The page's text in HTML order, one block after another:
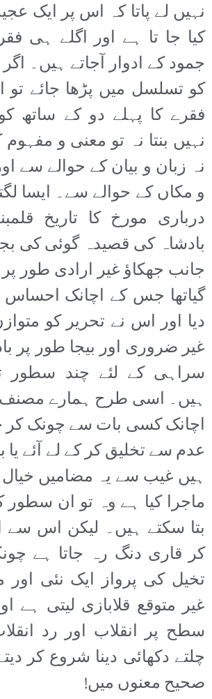
نہیں لے پاتا کہ اس پر ایک
کیا جا تا ہے اور اگلے ہی
جمود کے ادوار آجاتے ہیں۔
کو تسلسل میں پڑھا جائے
فقرے کا پہلے دو کے ساتھ
نہیں بنتا نہ تو معنی و
نہ زبان و بیان کے حوالے سے
و مکاں کے حوالے سے۔ ایسا
درباری مورخ کا تاریخ
بادشاہ کی قصیدہ گوئی کی
جانب جھکاؤ غیر ارادی طور
گیاتھا جس کے اچانک احساس
دیا اور اس نے تحریر کو
غیر ضروری اور بیجا طور پر
سراہی کے لئے چند سطور
ہیں۔ اسی طرح ہمارے
اچانک کسی بات سے چونک کر
عدم سے تخلیق کر کے لے آئے یا
ہیں غیب سے یہ مضامیں
ماجرا کیا ہے وہ تو ان
بتا سکتے ہیں۔ لیکن اس سے
کر قاری دنگ رہ جاتا ہے
تخیل کی پرواز ایک نئی
غیر متوقع قلابازی لیتی ہے
سطح پر انقلاب اور رد
چلتے دکھائی دینا شروع کر
صحیح معنوں میں!